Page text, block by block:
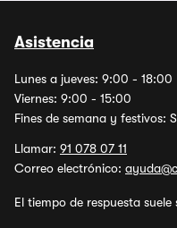
Asistencia
Lunes a jueves: 9:00 - 18:00
Viernes: 9:00 - 15:00
Fines de semana y festivos:
Llamar: 91 078 07 11
Correo electrónico:
El tiempo de respuesta suele